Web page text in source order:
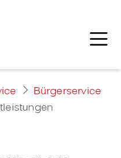
Bürgerservice